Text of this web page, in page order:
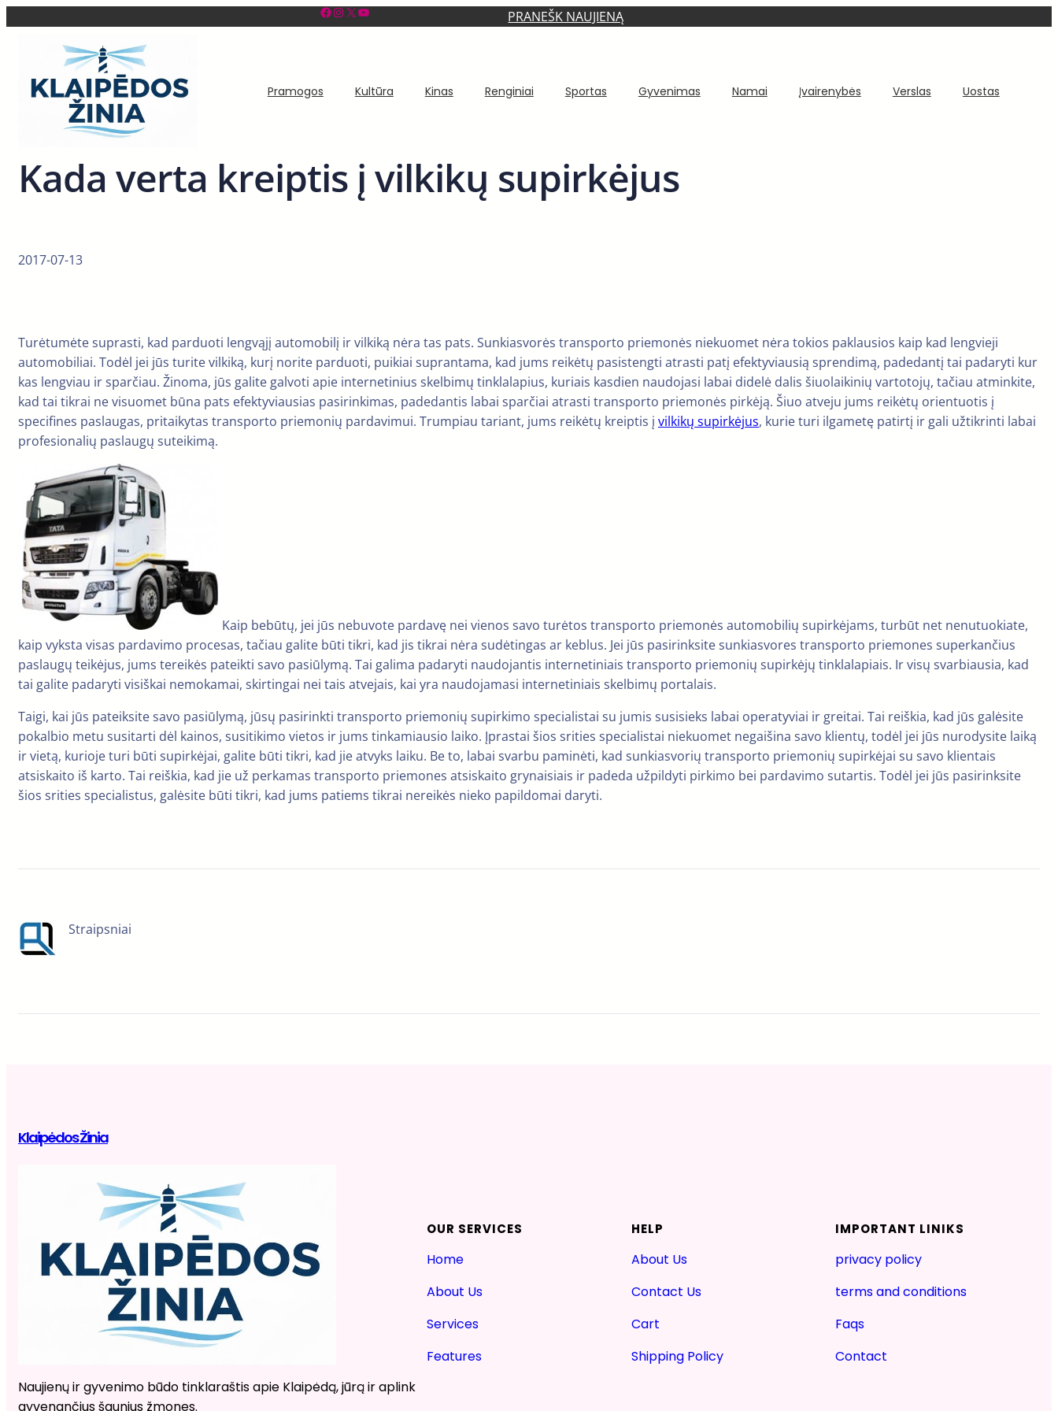
Facebook InstagramX YouTube PRANEŠK NAUJIENĄ
Pramogos Kultūra Kinas Renginiai Sportas Gyvenimas Namai Įvairenybės Verslas Uostas
Kada verta kreiptis į vilkikų supirkėjus
2017-07-13
Turėtumėte suprasti, kad parduoti lengvąjį automobilį ir vilkiką nėra tas pats. Sunkiasvorės transporto priemonės niekuomet nėra tokios paklausios kaip kad lengvieji
automobiliai. Todėl jei jūs turite vilkiką, kurį norite parduoti, puikiai suprantama, kad jums reikėtų pasistengti atrasti patį efektyviausią sprendimą, padedantį tai padaryti kur
kas lengviau ir sparčiau. Žinoma, jūs galite galvoti apie internetinius skelbimų tinklalapius, kuriais kasdien naudojasi labai didelė dalis šiuolaikinių vartotojų, tačiau atminkite,
kad tai tikrai ne visuomet būna pats efektyviausias pasirinkimas, padedantis labai sparčiai atrasti transporto priemonės pirkėją. Šiuo atveju jums reikėtų orientuotis į
specifines paslaugas, pritaikytas transporto priemonių pardavimui. Trumpiau tariant, jums reikėtų kreiptis į vilkikų supirkėjus, kurie turi ilgametę patirtį ir gali užtikrinti labai
profesionalių paslaugų suteikimą.
Kaip bebūtų, jei jūs nebuvote pardavę nei vienos savo turėtos transporto priemonės automobilių supirkėjams, turbūt net nenutuokiate,
kaip vyksta visas pardavimo procesas, tačiau galite būti tikri, kad jis tikrai nėra sudėtingas ar keblus. Jei jūs pasirinksite sunkiasvores transporto priemones superkančius
paslaugų teikėjus, jums tereikės pateikti savo pasiūlymą. Tai galima padaryti naudojantis internetiniais transporto priemonių supirkėjų tinklalapiais. Ir visų svarbiausia, kad
tai galite padaryti visiškai nemokamai, skirtingai nei tais atvejais, kai yra naudojamasi internetiniais skelbimų portalais.
Taigi, kai jūs pateiksite savo pasiūlymą, jūsų pasirinkti transporto priemonių supirkimo specialistai su jumis susisieks labai operatyviai ir greitai. Tai reiškia, kad jūs galėsite
pokalbio metu susitarti dėl kainos, susitikimo vietos ir jums tinkamiausio laiko. Įprastai šios srities specialistai niekuomet negaišina savo klientų, todėl jei jūs nurodysite laiką
ir vietą, kurioje turi būti supirkėjai, galite būti tikri, kad jie atvyks laiku. Be to, labai svarbu paminėti, kad sunkiasvorių transporto priemonių supirkėjai su savo klientais
atsiskaito iš karto. Tai reiškia, kad jie už perkamas transporto priemones atsiskaito grynaisiais ir padeda užpildyti pirkimo bei pardavimo sutartis. Todėl jei jūs pasirinksite
šios srities specialistus, galėsite būti tikri, kad jums patiems tikrai nereikės nieko papildomai daryti.
Straipsniai
Klaipėdos Žinia
Naujienų ir gyvenimo būdo tinklaraštis apie Klaipėdą, jūrą ir aplink
gyvenančius šaunius žmones.
OUR SERVICES
Home
About Us
Services
Features
HELP
About Us
Contact Us
Cart
Shipping Policy
IMPORTANT LINIKS
privacy policy
terms and conditions
Faqs
Contact